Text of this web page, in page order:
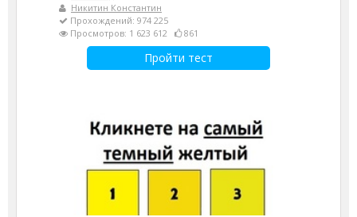
Никитин Константин
Прохождений: 974 225
Просмотров: 1 623 612
861
Пройти тест